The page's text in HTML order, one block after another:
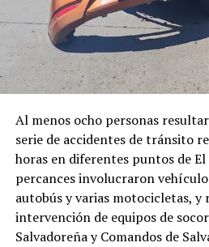
Al menos ocho personas
serie de accidentes de tránsito
horas en diferentes puntos de El
percances involucraron
autobús y varias motocicletas, y
intervención de equipos de
Salvadoreña y Comandos de